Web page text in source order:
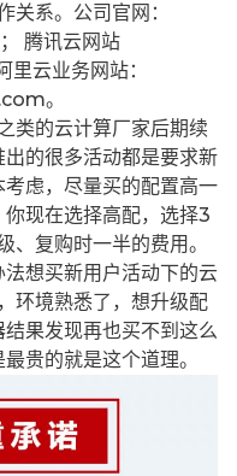
关系。公司官网：
腾讯云网站
云业务网站：
。
类的云计算厂家后期续
的很多活动都是要求新
虑，尽量买的配置高一
现在选择高配，选择3
、复购时一半的费用。
想买新用户活动下的云
环境熟悉了，想升级配
果发现再也买不到这么
贵的就是这个道理。